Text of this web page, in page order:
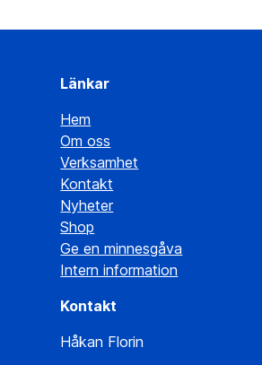
Länkar
Hem
Om oss
Verksamhet
Kontakt
Nyheter
Shop
Ge en minnesgåva
Intern information
Kontakt
Håkan Florin